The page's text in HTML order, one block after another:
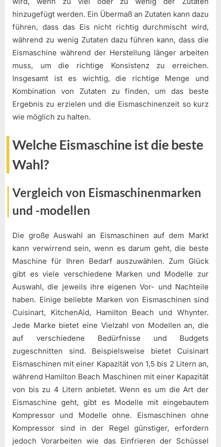
hinzugefügt werden. Ein Übermaß an Zutaten kann dazu
führen, dass das Eis nicht richtig durchmischt wird,
während zu wenig Zutaten dazu führen kann, dass die
Eismaschine während der Herstellung länger arbeiten
muss, um die richtige Konsistenz zu erreichen.
Insgesamt ist es wichtig, die richtige Menge und
Kombination von Zutaten zu finden, um das beste
Ergebnis zu erzielen und die Eismaschinenzeit so kurz
wie möglich zu halten.
Welche Eismaschine ist die beste
Wahl?
Vergleich von Eismaschinenmarken
und -modellen
Die große Auswahl an Eismaschinen auf dem Markt
kann verwirrend sein, wenn es darum geht, die beste
Maschine für Ihren Bedarf auszuwählen. Zum Glück
gibt es viele verschiedene Marken und Modelle zur
Auswahl, die jeweils ihre eigenen Vor- und Nachteile
haben. Einige beliebte Marken von Eismaschinen sind
Cuisinart, KitchenAid, Hamilton Beach und Whynter.
Jede Marke bietet eine Vielzahl von Modellen an, die
auf verschiedene Bedürfnisse und Budgets
zugeschnitten sind. Beispielsweise bietet Cuisinart
Eismaschinen mit einer Kapazität von 1,5 bis 2 Litern an,
während Hamilton Beach Maschinen mit einer Kapazität
von bis zu 4 Litern anbietet. Wenn es um die Art der
Eismaschine geht, gibt es Modelle mit eingebautem
Kompressor und Modelle ohne. Eismaschinen ohne
Kompressor sind in der Regel günstiger, erfordern
jedoch Vorarbeiten wie das Einfrieren der Schüssel